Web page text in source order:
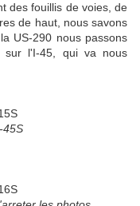
des fouillis de voies, de
de haut, nous savons
US-290 nous passons
sur l'I-45, qui va nous
45S